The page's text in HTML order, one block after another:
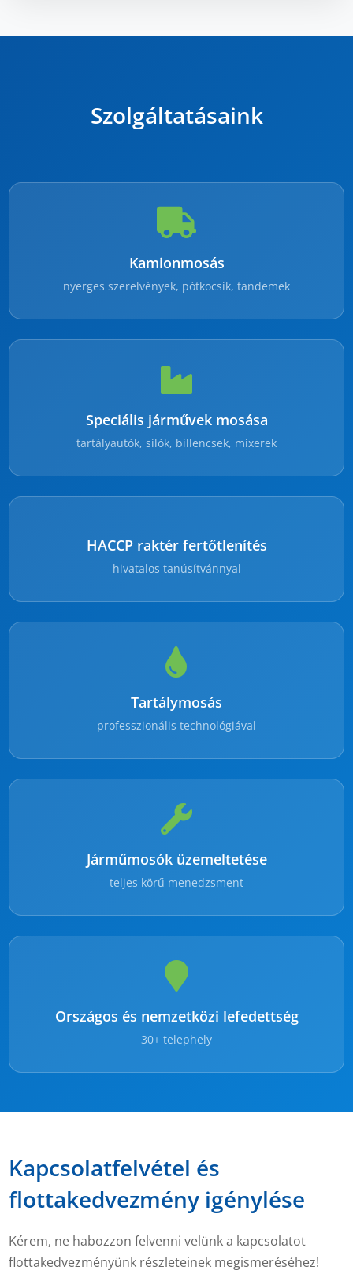
Szolgáltatásaink
Kamionmosás
nyerges szerelvények, pótkocsik, tandemek
Speciális járművek mosása
tartályautók, silók, billencsek, mixerek
HACCP raktér fertőtlenítés
hivatalos tanúsítvánnyal
Tartálymosás
professzionális technológiával
Járműmosók üzemeltetése
teljes körű menedzsment
Országos és nemzetközi lefedettség
30+ telephely
Kapcsolatfelvétel és
flottakedvezmény igénylése
Kérem, ne habozzon felvenni velünk a kapcsolatot
flottakedvezményünk részleteinek megismeréséhez!